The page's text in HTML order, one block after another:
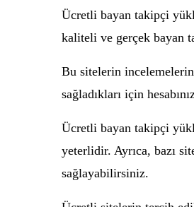
Ücretli bayan takipçi
kaliteli ve gerçek bayan
Bu sitelerin
sağladıkları için
Ücretli bayan takipçi
yeterlidir. Ayrıca, bazı
sağlayabilirsiniz.